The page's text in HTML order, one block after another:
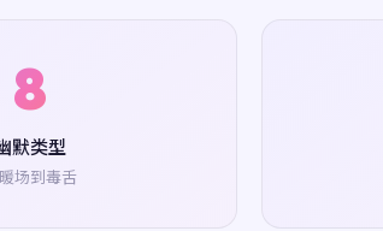
8
默类型
场到毒舌